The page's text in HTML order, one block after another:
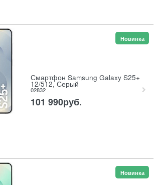
Смартфон Samsung Galaxy S25+
12/512, Серый
02832
101 990руб.
Новинка
Новинка